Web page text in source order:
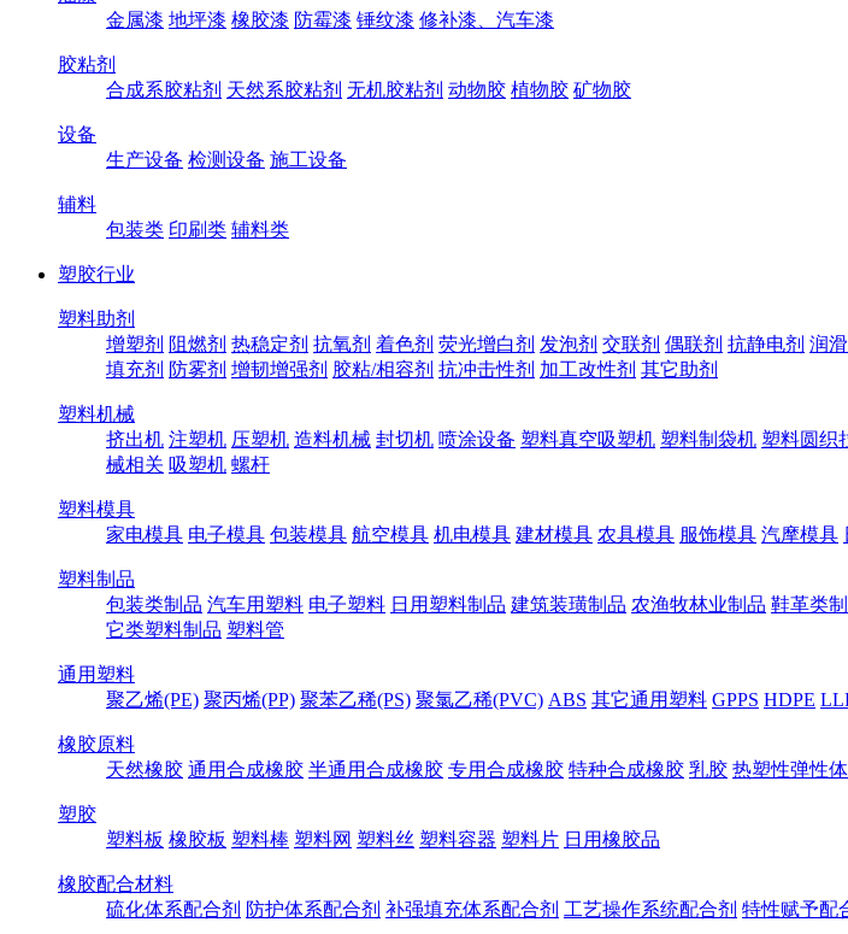
金属漆 地坪漆 橡胶漆 防霉漆 锤纹漆 修补漆、汽车漆
胶粘剂
合成系胶粘剂 天然系胶粘剂 无机胶粘剂 动物胶 植物胶 矿物胶
设备
生产设备 检测设备 施工设备
辅料
包装类 印刷类 辅料类
塑胶行业
塑料助剂
增塑剂 阻燃剂 热稳定剂 抗氧剂 着色剂 荧光增白剂 发泡剂 交联剂 偶联剂 抗静电剂 润
填充剂 防雾剂 增韧增强剂 胶粘/相容剂 抗冲击性剂 加工改性剂 其它助剂
塑料机械
挤出机 注塑机 压塑机 造料机械 封切机 喷涂设备 塑料真空吸塑机 塑料制袋机 塑料圆织
械相关 吸塑机 螺杆
塑料模具
家电模具 电子模具 包装模具 航空模具 机电模具 建材模具 农具模具 服饰模具 汽摩模具
塑料制品
包装类制品 汽车用塑料 电子塑料 日用塑料制品 建筑装璜制品 农渔牧林业制品 鞋革类
它类塑料制品 塑料管
通用塑料
聚乙烯(PE) 聚丙烯(PP) 聚苯乙稀(PS) 聚氯乙稀(PVC) ABS 其它通用塑料 GPPS HDPE
橡胶原料
天然橡胶 通用合成橡胶 半通用合成橡胶 专用合成橡胶 特种合成橡胶 乳胶 热塑性弹性体
塑胶
塑料板 橡胶板 塑料棒 塑料网 塑料丝 塑料容器 塑料片 日用橡胶品
橡胶配合材料
硫化体系配合剂 防护体系配合剂 补强填充体系配合剂 工艺操作系统配合剂 特性赋予配